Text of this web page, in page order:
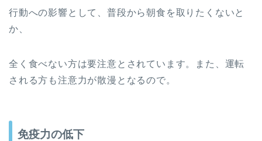
行動への影響として、普段から朝食を取りたくないと
か、
全く食べない方は要注意とされています。また、運転
される方も注意力が散漫となるので。
免疫力の低下